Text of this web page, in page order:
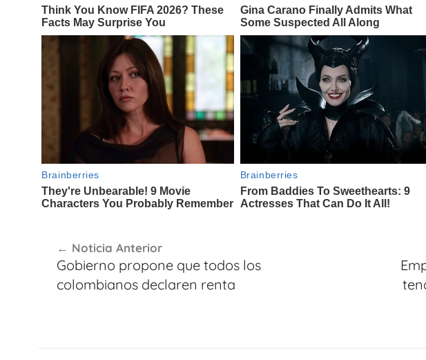
de
entradas
Noticia Anterior
Gobierno propone que todos los
colombianos declaren renta